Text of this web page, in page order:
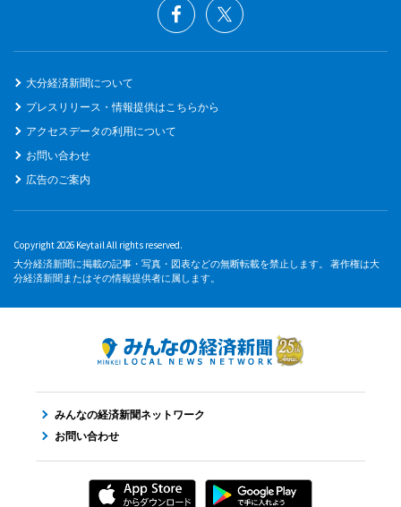
大分経済新聞について
プレスリリース・情報提供はこちらから
アクセスデータの利用について
お問い合わせ
広告のご案内
Copyright 2026 Keytail All rights reserved.
大分経済新聞に掲載の記事・写真・図表などの無断転載を禁止します。 著作権は大
分経済新聞またはその情報提供者に属します。
みんなの経済新聞ネットワーク
お問い合わせ